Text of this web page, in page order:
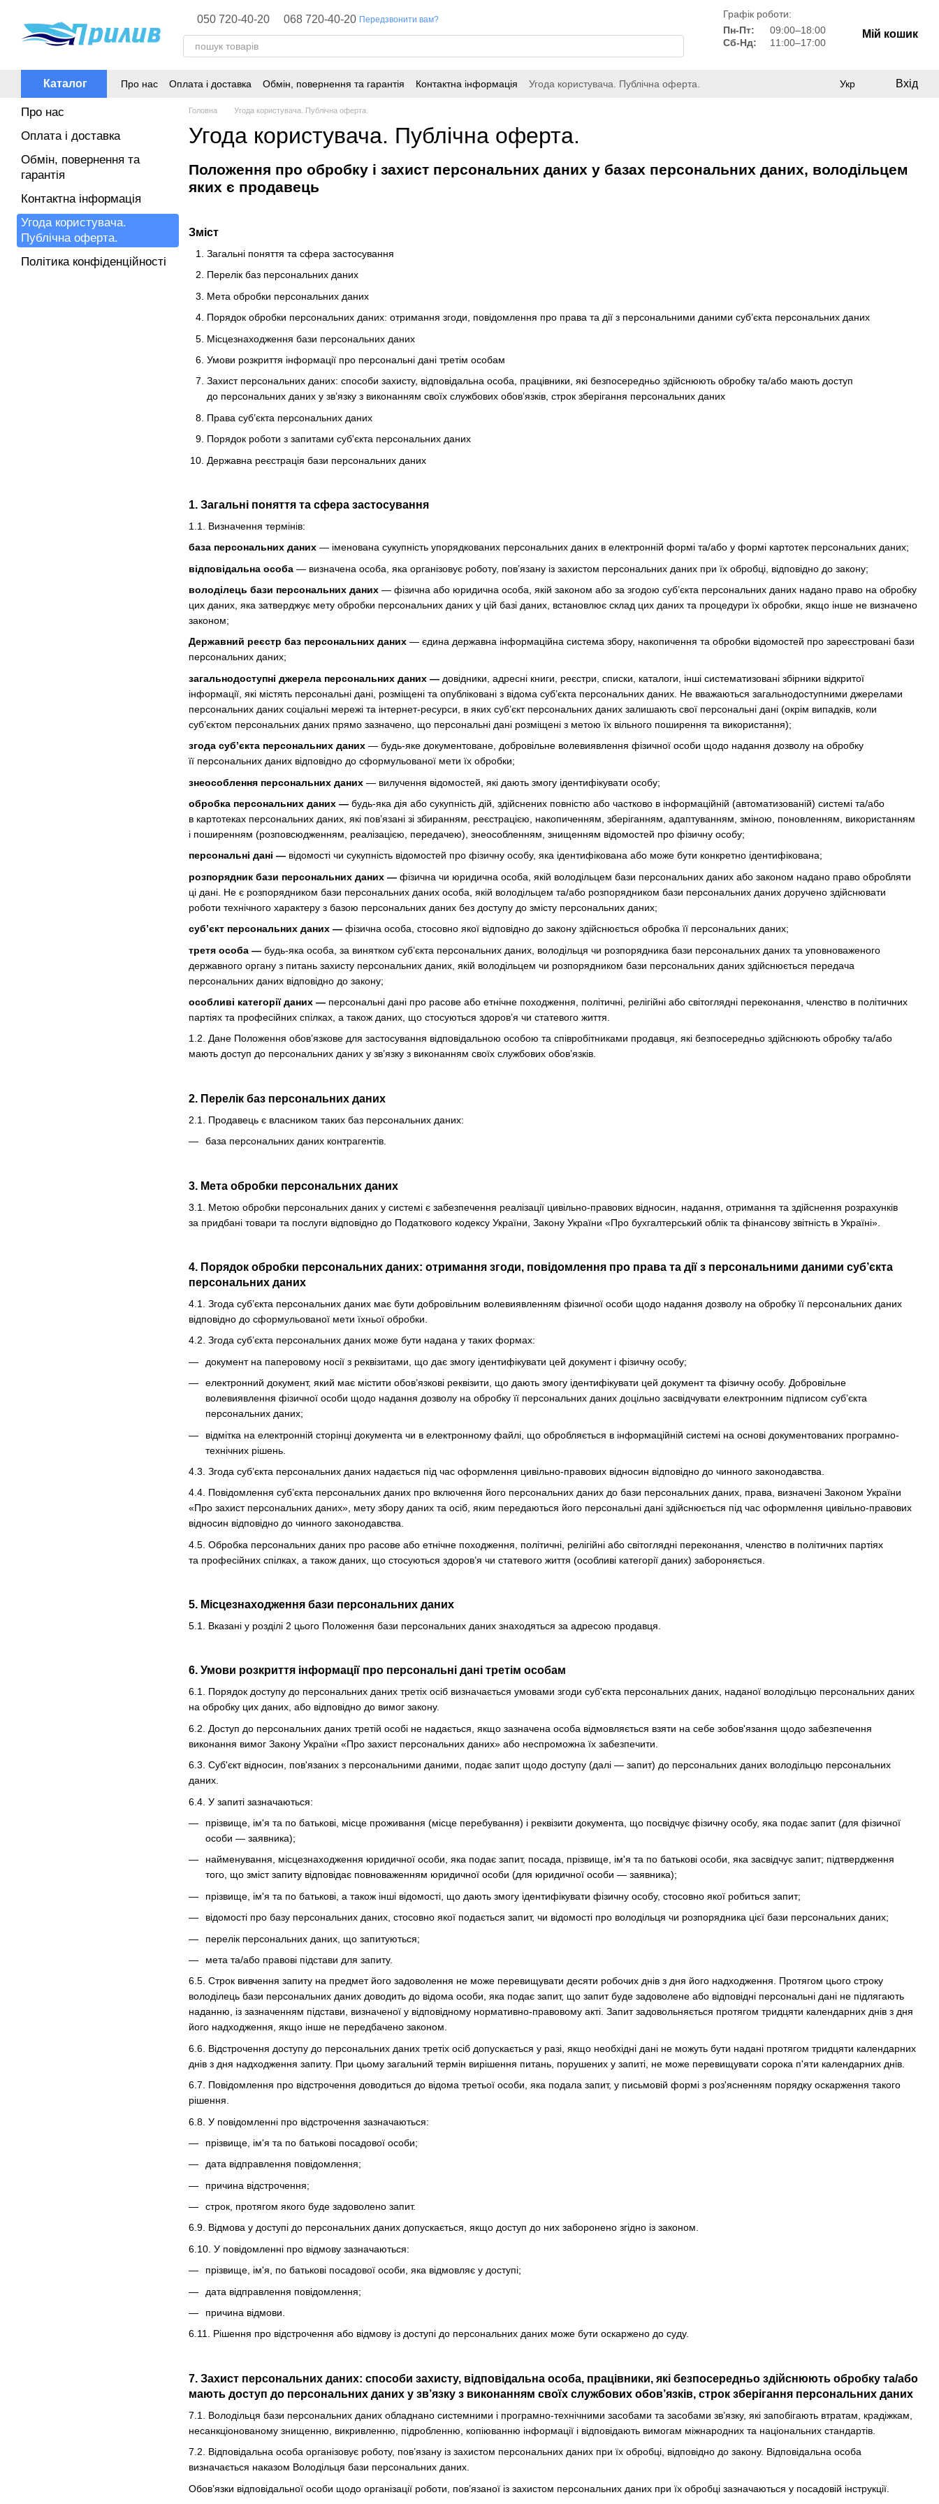
050 720-40-20 068 720-40-20 Передзвонити вам?
Графік роботи:
Пн-Пт:
09:00–18:00
Сб-Нд:
11:00–17:00
Мій кошик
Каталог Про нас Оплата і доставка Обмін, повернення та гарантія Контактна інформація
Угода користувача. Публічна оферта.
Укр Вхід
Головна Угода користувача. Публічна оферта.
Угода користувача. Публічна оферта.
Положення про обробку і захист персональних даних у базах персональних даних, володільцем
яких є продавець
Зміст
Загальні поняття та сфера застосування
Перелік баз персональних даних
Мета обробки персональних даних
Порядок обробки персональних даних: отримання згоди, повідомлення про права та дії з персональними даними суб’єкта персональних даних
Місцезнаходження бази персональних даних
Умови розкриття інформації про персональні дані третім особам
Захист персональних даних: способи захисту, відповідальна особа, працівники, які безпосередньо здійснюють обробку та/або мають доступ
до персональних даних у зв’язку з виконанням своїх службових обов’язків, строк зберігання персональних даних
Права суб’єкта персональних даних
Порядок роботи з запитами суб'єкта персональних даних
Державна реєстрація бази персональних даних
1. Загальні поняття та сфера застосування
1.1. Визначення термінів:
база персональних даних — іменована сукупність упорядкованих персональних даних в електронній формі та/або у формі картотек персональних даних;
відповідальна особа — визначена особа, яка організовує роботу, пов’язану із захистом персональних даних при їх обробці, відповідно до закону;
володілець бази персональних даних — фізична або юридична особа, якій законом або за згодою суб’єкта персональних даних надано право на обробку
цих даних, яка затверджує мету обробки персональних даних у цій базі даних, встановлює склад цих даних та процедури їх обробки, якщо інше не визначено
законом;
Державний реєстр баз персональних даних — єдина державна інформаційна система збору, накопичення та обробки відомостей про зареєстровані бази
персональних даних;
загальнодоступні джерела персональних даних — довідники, адресні книги, реєстри, списки, каталоги, інші систематизовані збірники відкритої
інформації, які містять персональні дані, розміщені та опубліковані з відома суб’єкта персональних даних. Не вважаються загальнодоступними джерелами
персональних даних соціальні мережі та інтернет-ресурси, в яких суб’єкт персональних даних залишають свої персональні дані (окрім випадків, коли
суб’єктом персональних даних прямо зазначено, що персональні дані розміщені з метою їх вільного поширення та використання);
згода суб’єкта персональних даних — будь-яке документоване, добровільне волевиявлення фізичної особи щодо надання дозволу на обробку
її персональних даних відповідно до сформульованої мети їх обробки;
знеособлення персональних даних — вилучення відомостей, які дають змогу ідентифікувати особу;
обробка персональних даних — будь-яка дія або сукупність дій, здійснених повністю або частково в інформаційній (автоматизованій) системі та/або
в картотеках персональних даних, які пов’язані зі збиранням, реєстрацією, накопиченням, зберіганням, адаптуванням, зміною, поновленням, використанням
і поширенням (розповсюдженням, реалізацією, передачею), знеособленням, знищенням відомостей про фізичну особу;
персональні дані — відомості чи сукупність відомостей про фізичну особу, яка ідентифікована або може бути конкретно ідентифікована;
розпорядник бази персональних даних — фізична чи юридична особа, якій володільцем бази персональних даних або законом надано право обробляти
ці дані. Не є розпорядником бази персональних даних особа, якій володільцем та/або розпорядником бази персональних даних доручено здійснювати
роботи технічного характеру з базою персональних даних без доступу до змісту персональних даних;
суб’єкт персональних даних — фізична особа, стосовно якої відповідно до закону здійснюється обробка її персональних даних;
третя особа — будь-яка особа, за винятком суб’єкта персональних даних, володільця чи розпорядника бази персональних даних та уповноваженого
державного органу з питань захисту персональних даних, якій володільцем чи розпорядником бази персональних даних здійснюється передача
персональних даних відповідно до закону;
особливі категорії даних — персональні дані про расове або етнічне походження, політичні, релігійні або світоглядні переконання, членство в політичних
партіях та професійних спілках, а також даних, що стосуються здоров’я чи статевого життя.
1.2. Дане Положення обов’язкове для застосування відповідальною особою та співробітниками продавця, які безпосередньо здійснюють обробку та/або
мають доступ до персональних даних у зв’язку з виконанням своїх службових обов’язків.
2. Перелік баз персональних даних
2.1. Продавець є власником таких баз персональних даних:
база персональних даних контрагентів.
3. Мета обробки персональних даних
3.1. Метою обробки персональних даних у системі є забезпечення реалізації цивільно-правових відносин, надання, отримання та здійснення розрахунків
за придбані товари та послуги відповідно до Податкового кодексу України, Закону України «Про бухгалтерський облік та фінансову звітність в Україні».
4. Порядок обробки персональних даних: отримання згоди, повідомлення про права та дії з персональними даними суб’єкта
персональних даних
4.1. Згода суб’єкта персональних даних має бути добровільним волевиявленням фізичної особи щодо надання дозволу на обробку її персональних даних
відповідно до сформульованої мети їхньої обробки.
4.2. Згода суб’єкта персональних даних може бути надана у таких формах:
документ на паперовому носії з реквізитами, що дає змогу ідентифікувати цей документ і фізичну особу;
електронний документ, який має містити обов’язкові реквізити, що дають змогу ідентифікувати цей документ та фізичну особу. Добровільне
волевиявлення фізичної особи щодо надання дозволу на обробку її персональних даних доцільно засвідчувати електронним підписом суб’єкта
персональних даних;
відмітка на електронній сторінці документа чи в електронному файлі, що обробляється в інформаційній системі на основі документованих програмно-
технічних рішень.
4.3. Згода суб’єкта персональних даних надається під час оформлення цивільно-правових відносин відповідно до чинного законодавства.
4.4. Повідомлення суб’єкта персональних даних про включення його персональних даних до бази персональних даних, права, визначені Законом України
«Про захист персональних даних», мету збору даних та осіб, яким передаються його персональні дані здійснюється під час оформлення цивільно-правових
відносин відповідно до чинного законодавства.
4.5. Обробка персональних даних про расове або етнічне походження, політичні, релігійні або світоглядні переконання, членство в політичних партіях
та професійних спілках, а також даних, що стосуються здоров’я чи статевого життя (особливі категорії даних) забороняється.
5. Місцезнаходження бази персональних даних
5.1. Вказані у розділі 2 цього Положення бази персональних даних знаходяться за адресою продавця.
6. Умови розкриття інформації про персональні дані третім особам
6.1. Порядок доступу до персональних даних третіх осіб визначається умовами згоди суб'єкта персональних даних, наданої володільцю персональних даних
на обробку цих даних, або відповідно до вимог закону.
6.2. Доступ до персональних даних третій особі не надається, якщо зазначена особа відмовляється взяти на себе зобов'язання щодо забезпечення
виконання вимог Закону України «Про захист персональних даних» або неспроможна їх забезпечити.
6.3. Суб'єкт відносин, пов'язаних з персональними даними, подає запит щодо доступу (далі — запит) до персональних даних володільцю персональних
даних.
6.4. У запиті зазначаються:
прізвище, ім'я та по батькові, місце проживання (місце перебування) і реквізити документа, що посвідчує фізичну особу, яка подає запит (для фізичної
особи — заявника);
найменування, місцезнаходження юридичної особи, яка подає запит, посада, прізвище, ім'я та по батькові особи, яка засвідчує запит; підтвердження
того, що зміст запиту відповідає повноваженням юридичної особи (для юридичної особи — заявника);
прізвище, ім'я та по батькові, а також інші відомості, що дають змогу ідентифікувати фізичну особу, стосовно якої робиться запит;
відомості про базу персональних даних, стосовно якої подається запит, чи відомості про володільця чи розпорядника цієї бази персональних даних;
перелік персональних даних, що запитуються;
мета та/або правові підстави для запиту.
6.5. Строк вивчення запиту на предмет його задоволення не може перевищувати десяти робочих днів з дня його надходження. Протягом цього строку
володілець бази персональних даних доводить до відома особи, яка подає запит, що запит буде задоволене або відповідні персональні дані не підлягають
наданню, із зазначенням підстави, визначеної у відповідному нормативно-правовому акті. Запит задовольняється протягом тридцяти календарних днів з дня
його надходження, якщо інше не передбачено законом.
6.6. Відстрочення доступу до персональних даних третіх осіб допускається у разі, якщо необхідні дані не можуть бути надані протягом тридцяти календарних
днів з дня надходження запиту. При цьому загальний термін вирішення питань, порушених у запиті, не може перевищувати сорока п'яти календарних днів.
6.7. Повідомлення про відстрочення доводиться до відома третьої особи, яка подала запит, у письмовій формі з роз'ясненням порядку оскарження такого
рішення.
6.8. У повідомленні про відстрочення зазначаються:
прізвище, ім'я та по батькові посадової особи;
дата відправлення повідомлення;
причина відстрочення;
строк, протягом якого буде задоволено запит.
6.9. Відмова у доступі до персональних даних допускається, якщо доступ до них заборонено згідно із законом.
6.10. У повідомленні про відмову зазначаються:
прізвище, ім'я, по батькові посадової особи, яка відмовляє у доступі;
дата відправлення повідомлення;
причина відмови.
6.11. Рішення про відстрочення або відмову із доступі до персональних даних може бути оскаржено до суду.
7. Захист персональних даних: способи захисту, відповідальна особа, працівники, які безпосередньо здійснюють обробку та/або
мають доступ до персональних даних у зв’язку з виконанням своїх службових обов’язків, строк зберігання персональних даних
7.1. Володільця бази персональних даних обладнано системними і програмно-технічними засобами та засобами зв’язку, які запобігають втратам, крадіжкам,
несанкціонованому знищенню, викривленню, підробленню, копіюванню інформації і відповідають вимогам міжнародних та національних стандартів.
7.2. Відповідальна особа організовує роботу, пов’язану із захистом персональних даних при їх обробці, відповідно до закону. Відповідальна особа
визначається наказом Володільця бази персональних даних.
Обов’язки відповідальної особи щодо організації роботи, пов’язаної із захистом персональних даних при їх обробці зазначаються у посадовій інструкції.
Про нас
Оплата і доставка
Обмін, повернення та
гарантія
Контактна інформація
Угода користувача.
Публічна оферта.
Політика конфіденційності